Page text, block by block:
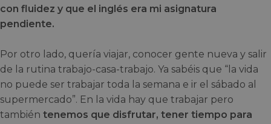
con fluidez y que el inglés era mi asignatura
pendiente.
Por otro lado, quería viajar, conocer gente nueva y salir
de la rutina trabajo-casa-trabajo. Ya sabéis que “la vida
no puede ser trabajar toda la semana e ir el sábado al
supermercado”. En la vida hay que trabajar pero
también tenemos que disfrutar, tener tiempo para